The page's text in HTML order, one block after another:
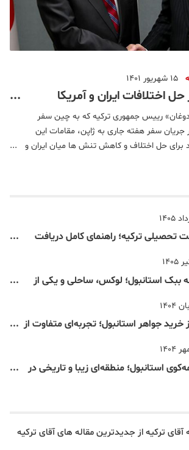
15 شهریور 1401
اختلافات ایران و آمریکا
شد
رییس جمهوری ترکیه که به چین سفر
جریان سفر هفته جاری به ژاپن، مقامات این
برای حل اختلاف و کاهش تنش ها میان ایران و
ترکیه ای افزود: ژاپن و ترکیه
تحصیلی ترکیه؛ راهنمای کامل دریافت
ببک استانبول؛ لوکس، ساحلی و یکی از
خرید جواهر استانبول؛ تجربه‌ای متفاوت از
استانبول؛ منطقه‌ای زیبا و تاریخی در
ترکیه از جدیدترین مقاله های آقای ترکیه